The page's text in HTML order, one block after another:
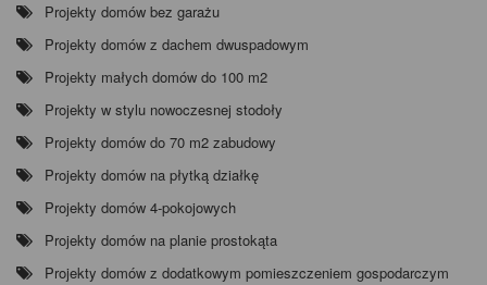
Projekty domów bez garażu
Projekty domów z dachem dwuspadowym
Projekty małych domów do 100 m2
Projekty w stylu nowoczesnej stodoły
Projekty domów do 70 m2 zabudowy
Projekty domów na płytką działkę
Projekty domów 4-pokojowych
Projekty domów na planie prostokąta
Projekty domów z dodatkowym pomieszczeniem gospodarczym